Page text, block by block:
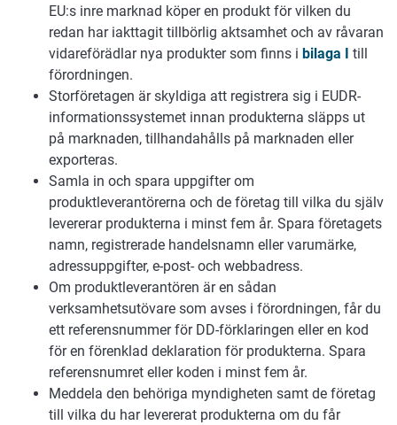
EU:s inre marknad köper en produkt för vilken du
redan har iakttagit tillbörlig aktsamhet och av råvaran
vidareförädlar nya produkter som finns i bilaga I
till
förordningen.
Storföretagen är skyldiga att registrera sig i EUDR-
informationssystemet innan produkterna släpps ut
på marknaden, tillhandahålls på marknaden eller
exporteras.
Samla in och spara uppgifter om
produktleverantörerna och de företag till vilka du själv
levererar produkterna i minst fem år. Spara företagets
namn, registrerade handelsnamn eller varumärke,
adressuppgifter, e-post- och webbadress.
Om produktleverantören är en sådan
verksamhetsutövare som avses i förordningen, får du
ett referensnummer för DD-förklaringen eller en kod
för en förenklad deklaration för produkterna. Spara
referensnumret eller koden i minst fem år.
Meddela den behöriga myndigheten samt de företag
till vilka du har levererat produkterna om du får